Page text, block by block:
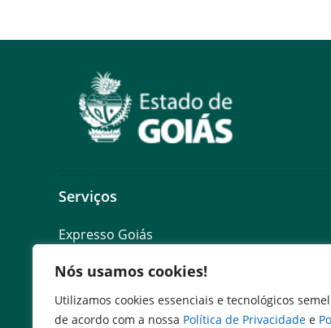
Nós usamos cookies!
Utilizamos cookies essenciais e tecnológicos
de acordo com a nossa Política de Privacidade e
Serviços
Expresso Goiás
Expresso Servidor
SEI Governadoria
Cadastro de Autoridades